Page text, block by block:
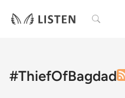
検索
#ThiefOfBagdad